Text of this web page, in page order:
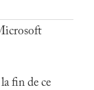
fin de ce